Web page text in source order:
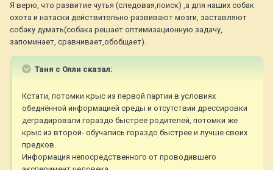
Я верю, что развитие чутья (следовая,поиск) ,а для наших собак
охота и натаски действительно развивают мозги, заставляют
собаку думать(собака решает оптимизационную задачу,
запоминает, сравнивает,обобщает).
Таня с Олли сказал:
Кстати, потомки крыс из первой партии в условиях
обеднённой информацией среды и отсутствии дрессировки
деградировали гораздо быстрее родителей, потомки же
крыс из второй- обучались гораздо быстрее и лучше своих
предков.
Информация непосредственного от проводившего